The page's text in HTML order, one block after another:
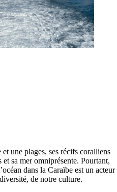
une plages, ses récifs coralliens
et sa mer omniprésente. Pourtant,
dans la Caraïbe est un acteur
de notre culture.